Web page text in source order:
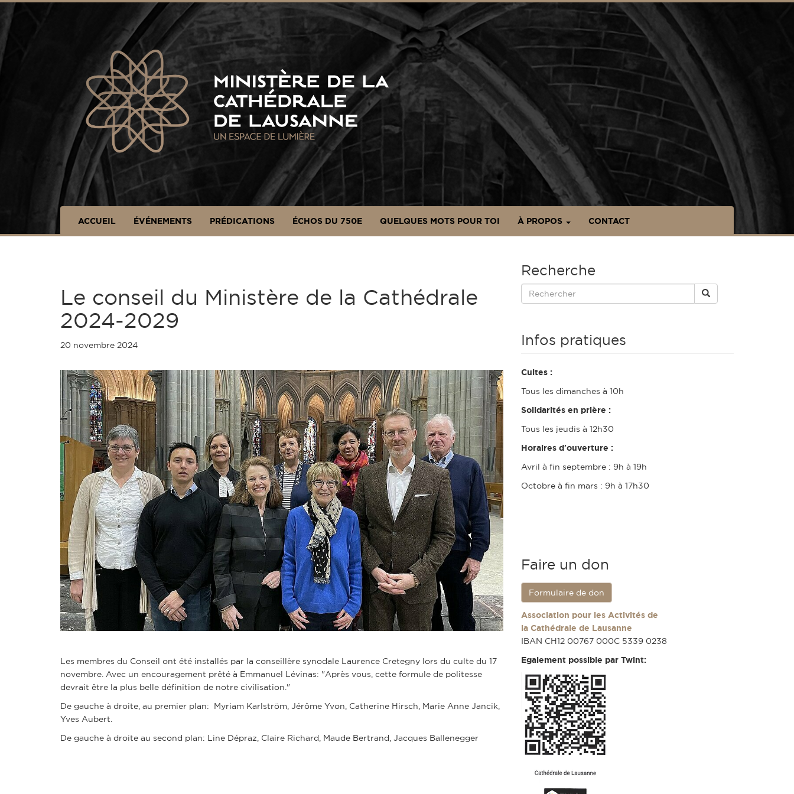
ACCUEIL ÉVÉNEMENTS PRÉDICATIONS ÉCHOS DU 750E QUELQUES MOTS POUR TOI À PROPOS CONTACT
Le conseil du Ministère de la Cathédrale
2024-2029
20 novembre 2024
Les membres du Conseil ont été installés par la conseillère synodale Laurence Cretegny lors du culte du 17
novembre. Avec un encouragement prêté à Emmanuel Lévinas: "Après vous, cette formule de politesse
devrait être la plus belle définition de notre civilisation."
De gauche à droite, au premier plan: Myriam Karlström, Jérôme Yvon, Catherine Hirsch, Marie Anne Jancik,
Yves Aubert.
De gauche à droite au second plan: Line Dépraz, Claire Richard, Maude Bertrand, Jacques Ballenegger
Recherche
Infos pratiques
Cultes :
Tous les dimanches à 10h
Solidarités en prière :
Tous les jeudis à 12h30
Horaires d'ouverture :
Avril à fin septembre : 9h à 19h
Octobre à fin mars : 9h à 17h30
Faire un don
Formulaire de don
Association pour les Activités de
la Cathédrale de Lausanne
IBAN CH12 00767 000C 5339 0238
Egalement possible par Twint:
Panneau de gestion des cookies